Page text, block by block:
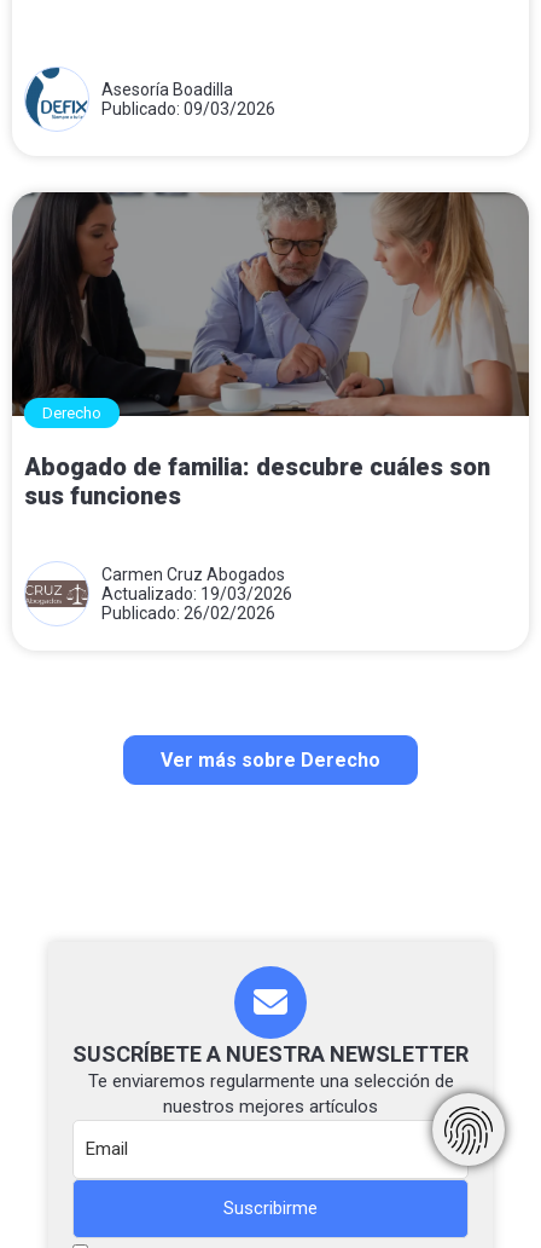
Asesoría Boadilla
Publicado: 09/03/2026
Derecho
Abogado de familia: descubre cuáles son
sus funciones
Carmen Cruz Abogados
Actualizado: 19/03/2026
Publicado: 26/02/2026
Ver más sobre Derecho
SUSCRÍBETE A NUESTRA NEWSLETTER
Te enviaremos regularmente una selección de
nuestros mejores artículos